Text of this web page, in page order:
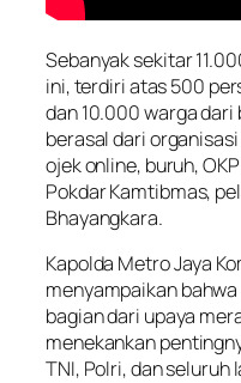
Sebanyak sekitar
ini, terdiri atas 500
dan 10.000 warga
berasal dari
ojek online, buruh,
Pokdar Kamtibmas,
Bhayangkara.
Kapolda Metro Jaya
menyampaikan
bagian dari upaya
menekankan
TNI, Polri, dan seluruh